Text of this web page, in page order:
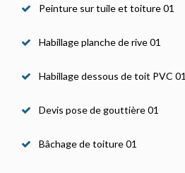
Peinture sur tuile et toiture 01
Habillage planche de rive 01
Habillage dessous de toit PVC 01
Devis pose de gouttière 01
Bâchage de toiture 01